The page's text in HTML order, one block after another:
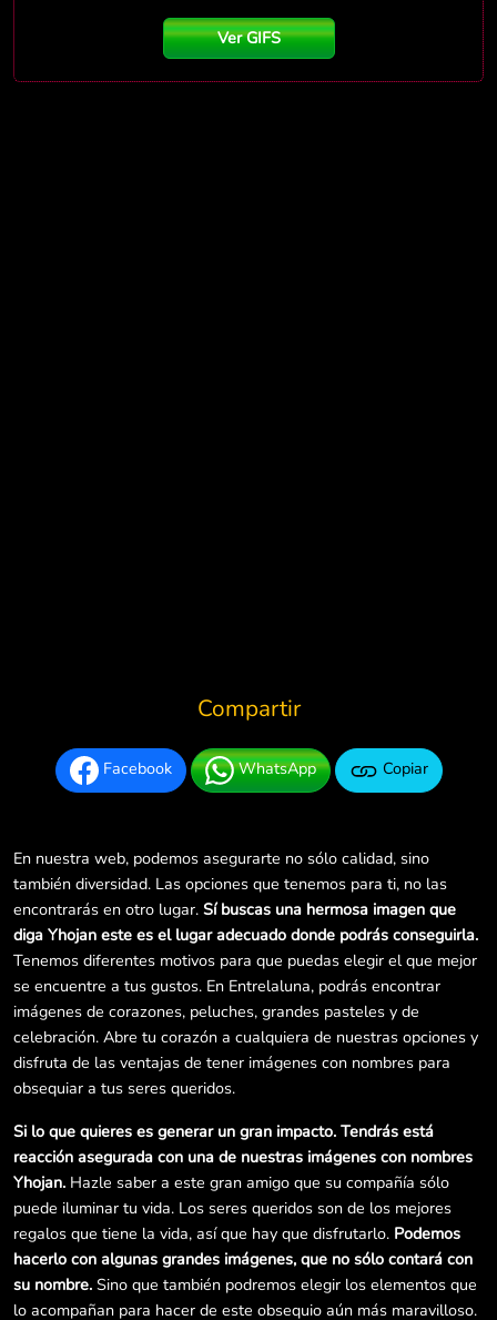
Ver GIFS
Compartir
Facebook WhatsApp Copiar
En nuestra web, podemos asegurarte no sólo calidad, sino
también diversidad. Las opciones que tenemos para ti, no las
encontrarás en otro lugar. Sí buscas una hermosa imagen que
diga Yhojan este es el lugar adecuado donde podrás conseguirla.
Tenemos diferentes motivos para que puedas elegir el que mejor
se encuentre a tus gustos. En Entrelaluna, podrás encontrar
imágenes de corazones, peluches, grandes pasteles y de
celebración. Abre tu corazón a cualquiera de nuestras opciones y
disfruta de las ventajas de tener imágenes con nombres para
obsequiar a tus seres queridos.
Si lo que quieres es generar un gran impacto. Tendrás está
reacción asegurada con una de nuestras imágenes con nombres
Yhojan. Hazle saber a este gran amigo que su compañía sólo
puede iluminar tu vida. Los seres queridos son de los mejores
regalos que tiene la vida, así que hay que disfrutarlo. Podemos
hacerlo con algunas grandes imágenes, que no sólo contará con
su nombre. Sino que también podremos elegir los elementos que
lo acompañan para hacer de este obsequio aún más maravilloso.